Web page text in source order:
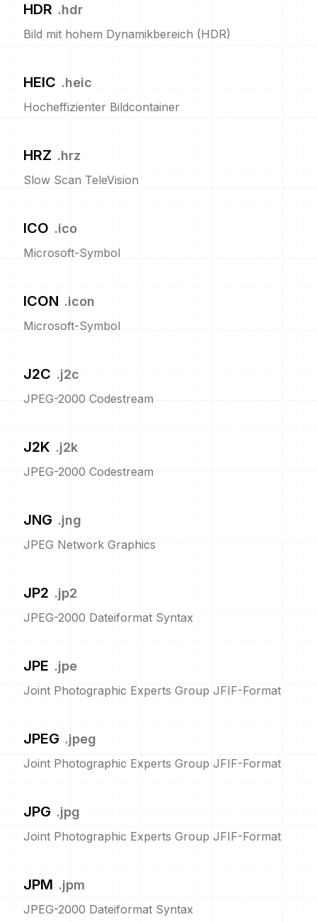
HDR .hdr
Bild mit hohem Dynamikbereich (HDR)
HEIC .heic
Hocheffizienter Bildcontainer
HRZ .hrz
Slow Scan TeleVision
ICO .ico
Microsoft-Symbol
ICON .icon
Microsoft-Symbol
J2C .j2c
JPEG-2000 Codestream
J2K .j2k
JPEG-2000 Codestream
JNG .jng
JPEG Network Graphics
JP2 .jp2
JPEG-2000 Dateiformat Syntax
JPE .jpe
Joint Photographic Experts Group JFIF-Format
JPEG .jpeg
Joint Photographic Experts Group JFIF-Format
JPG .jpg
Joint Photographic Experts Group JFIF-Format
JPM .jpm
JPEG-2000 Dateiformat Syntax